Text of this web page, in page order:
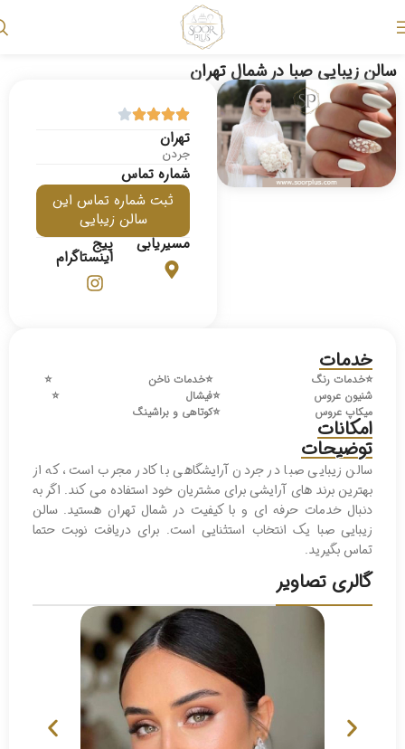
سالن زیبایی صبا در شمال تهران
تهران
جردن
شماره تماس
ثبت شماره تماس این
سالن زیبایی
مسیریابی
پیج
اینستاگرام
خدمات
⭐️خدمات رنگ ⭐️خدمات ناخن
⭐️
شنیون عروس
⭐️فیشال
⭐️
میکاپ عروس
⭐️کوتاهی و براشینگ
امکانات
توضیحات
سالن زیبایی صبا در جردن آرایشگاهی با کادر مجرب است، که از
بهترین برند های آرایشی برای مشتریان خود استفاده می کند. اگر به
دنبال خدمات حرفه ای و با کیفیت در شمال تهران هستید. سالن
زیبایی صبا یک انتخاب استثنایی است. برای دریافت نوبت حتما
تماس بگیرید.
گالری تصاویر